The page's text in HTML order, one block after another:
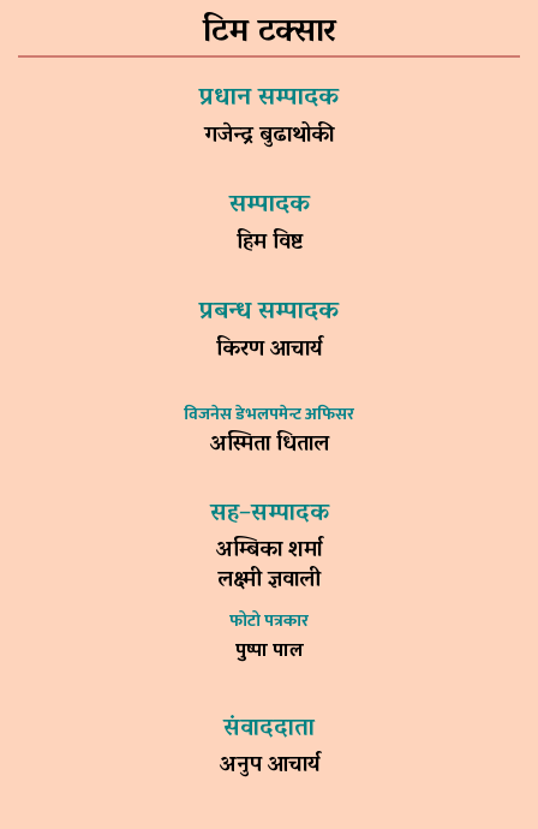
टिम टक्सार
प्रधान सम्पादक
गजेन्द्र बुढाथोकी
सम्पादक
हिम विष्ट
प्रबन्ध सम्पादक
किरण आचार्य
विजनेस डेभलपमेन्ट अफिसर
अस्मिता धिताल
सह–सम्पादक
अम्बिका शर्मा
लक्ष्मी ज्ञवाली
फोटो पत्रकार
पुष्पा पाल
संवाददाता
अनुप आचार्य